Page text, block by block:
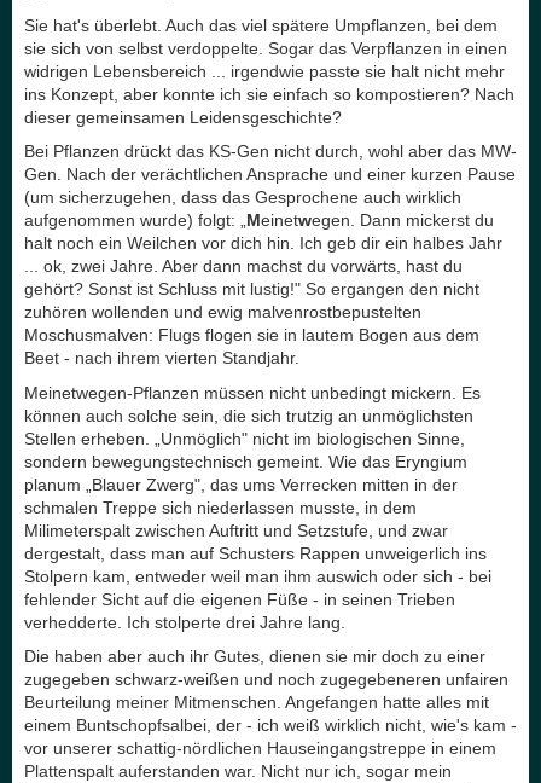
Sie hat's überlebt. Auch das viel spätere Umpflanzen, bei dem
sie sich von selbst verdoppelte. Sogar das Verpflanzen in einen
widrigen Lebensbereich ... irgendwie passte sie halt nicht mehr
ins Konzept, aber konnte ich sie einfach so kompostieren? Nach
dieser gemeinsamen Leidensgeschichte?
Bei Pflanzen drückt das KS-Gen nicht durch, wohl aber das MW-
Gen. Nach der verächtlichen Ansprache und einer kurzen Pause
(um sicherzugehen, dass das Gesprochene auch wirklich
aufgenommen wurde) folgt: „ Meinetwegen. Dann mickerst du
halt noch ein Weilchen vor dich hin. Ich geb dir ein halbes Jahr
... ok, zwei Jahre. Aber dann machst du vorwärts, hast du
gehört? Sonst ist Schluss mit lustig!" So ergangen den nicht
zuhören wollenden und ewig malvenrostbepustelten
Moschusmalven: Flugs flogen sie in lautem Bogen aus dem
Beet - nach ihrem vierten Standjahr.
Meinetwegen-Pflanzen müssen nicht unbedingt mickern. Es
können auch solche sein, die sich trutzig an unmöglichsten
Stellen erheben. „Unmöglich" nicht im biologischen Sinne,
sondern bewegungstechnisch gemeint. Wie das Eryngium
planum „Blauer Zwerg", das ums Verrecken mitten in der
schmalen Treppe sich niederlassen musste, in dem
Milimeterspalt zwischen Auftritt und Setzstufe, und zwar
dergestalt, dass man auf Schusters Rappen unweigerlich ins
Stolpern kam, entweder weil man ihm auswich oder sich - bei
fehlender Sicht auf die eigenen Füße - in seinen Trieben
verhedderte. Ich stolperte drei Jahre lang.
Die haben aber auch ihr Gutes, dienen sie mir doch zu einer
zugegeben schwarz-weißen und noch zugegebeneren unfairen
Beurteilung meiner Mitmenschen. Angefangen hatte alles mit
einem Buntschopfsalbei, der - ich weiß wirklich nicht, wie's kam -
vor unserer schattig-nördlichen Hauseingangstreppe in einem
Plattenspalt auferstanden war. Nicht nur ich, sogar mein